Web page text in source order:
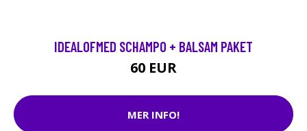
IDEALOFMED SCHAMPO + BALSAM PAKET
60 EUR
MER INFO!